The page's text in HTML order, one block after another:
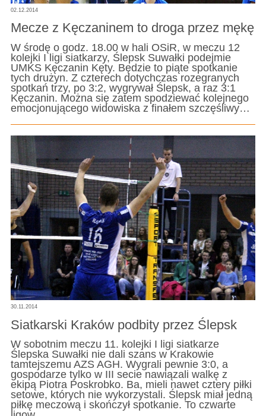
02.12.2014
Mecze z Kęczaninem to droga przez mękę
W środę o godz. 18.00 w hali OSiR, w meczu 12
kolejki I ligi siatkarzy, Ślepsk Suwałki podejmie
UMKS Kęczanin Kęty. Będzie to piąte spotkanie
tych drużyn. Z czterech dotychczas rozegranych
spotkań trzy, po 3:2, wygrywał Ślepsk, a raz 3:1
Kęczanin. Można się zatem spodziewać kolejnego
emocjonującego widowiska z finałem szczęśliwy…
30.11.2014
Siatkarski Kraków podbity przez Ślepsk
W sobotnim meczu 11. kolejki I ligi siatkarze
Ślepska Suwałki nie dali szans w Krakowie
tamtejszemu AZS AGH. Wygrali pewnie 3:0, a
gospodarze tylko w III secie nawiązali walkę z
ekipą Piotra Poskrobko. Ba, mieli nawet cztery piłki
setowe, których nie wykorzystali. Ślepsk miał jedną
piłkę meczową i skończył spotkanie. To czwarte